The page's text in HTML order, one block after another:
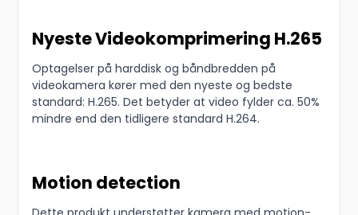
Nyeste Videokomprimering H.265
Optagelser på harddisk og båndbredden på
videokamera kører med den nyeste og bedste
standard: H.265. Det betyder at video fylder ca. 50%
mindre end den tidligere standard H.264.
Motion detection